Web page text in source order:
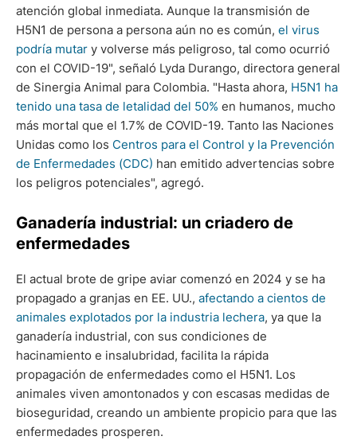
atención global inmediata. Aunque la transmisión de
H5N1 de persona a persona aún no es común, el virus
podría mutar y volverse más peligroso, tal como ocurrió
con el COVID-19", señaló Lyda Durango, directora general
de Sinergia Animal para Colombia. "Hasta ahora, H5N1 ha
tenido una tasa de letalidad del 50% en humanos, mucho
más mortal que el 1.7% de COVID-19. Tanto las Naciones
Unidas como los Centros para el Control y la Prevención
de Enfermedades (CDC) han emitido advertencias sobre
los peligros potenciales", agregó.
Ganadería industrial: un criadero de
enfermedades
El actual brote de gripe aviar comenzó en 2024 y se ha
propagado a granjas en EE. UU., afectando a cientos de
animales explotados por la industria lechera, ya que la
ganadería industrial, con sus condiciones de
hacinamiento e insalubridad, facilita la rápida
propagación de enfermedades como el H5N1. Los
animales viven amontonados y con escasas medidas de
bioseguridad, creando un ambiente propicio para que las
enfermedades prosperen.